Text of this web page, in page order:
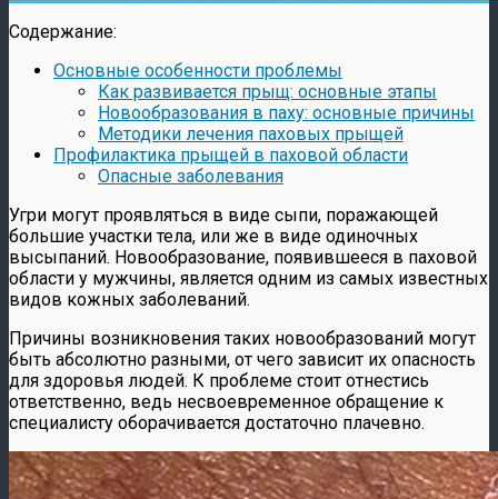
Содержание:
Основные особенности проблемы
Как развивается прыщ: основные этапы
Новообразования в паху: основные причины
Методики лечения паховых прыщей
Профилактика прыщей в паховой области
Опасные заболевания
Угри могут проявляться в виде сыпи, поражающей
большие участки тела, или же в виде одиночных
высыпаний. Новообразование, появившееся в паховой
области у мужчины, является одним из самых известных
видов кожных заболеваний.
Причины возникновения таких новообразований могут
быть абсолютно разными, от чего зависит их опасность
для здоровья людей. К проблеме стоит отнестись
ответственно, ведь несвоевременное обращение к
специалисту оборачивается достаточно плачевно.